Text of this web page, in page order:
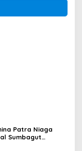
Patra Niaga
Sumbagut